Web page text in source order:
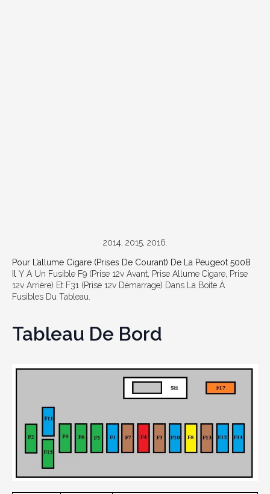
2014, 2015, 2016.
Pour L’allume Cigare (prises De Courant) De La Peugeot 5008
Il Y A Un Fusible F9 (prise 12v Avant, Prise Allume Cigare, Prise
12v Arrière) Et F31 (prise 12v Démarrage) Dans La Boite À
Fusibles Du Tableau.
Tableau De Bord